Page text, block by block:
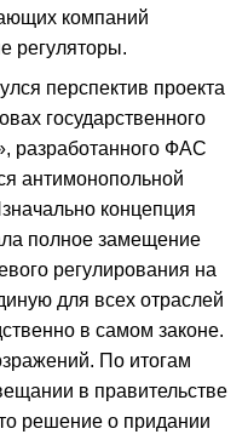
компаний
регуляторы.
перспектив проекта
государственного
разработанного ФАС
антимонопольной
концепция
полное замещение
регулирования на
для всех отраслей
в самом законе.
По итогам
в правительстве
решение о придании